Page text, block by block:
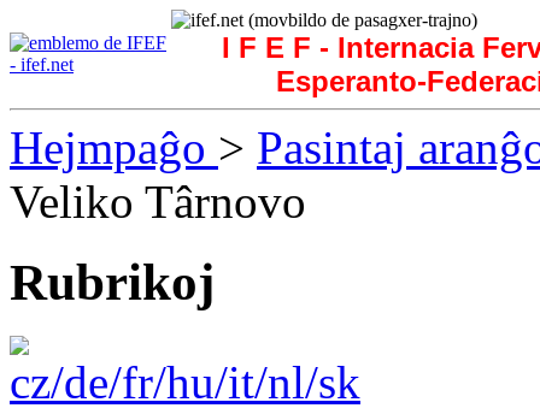
I F E F - Internacia
Esperanto-
Hejmpaĝo > Pasintaj
Veliko Târnovo
Rubrikoj